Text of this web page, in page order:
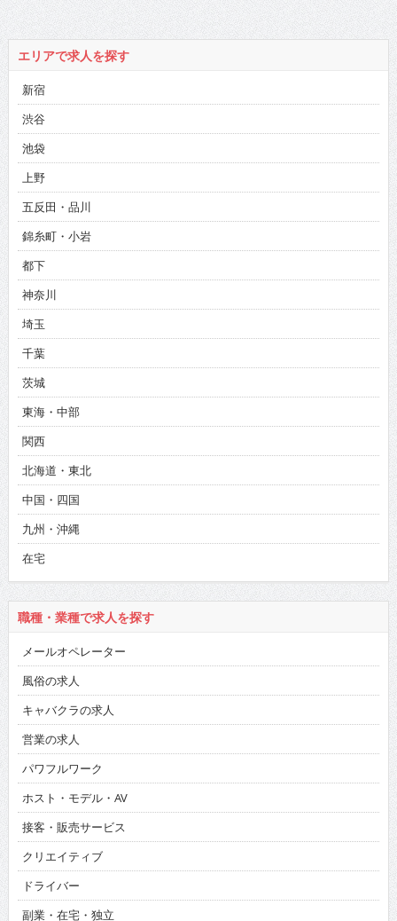
エリアで求人を探す
新宿
渋谷
池袋
上野
五反田・品川
錦糸町・小岩
都下
神奈川
埼玉
千葉
茨城
東海・中部
関西
北海道・東北
中国・四国
九州・沖縄
在宅
職種・業種で求人を探す
メールオペレーター
風俗の求人
キャバクラの求人
営業の求人
パワフルワーク
ホスト・モデル・AV
接客・販売サービス
クリエイティブ
ドライバー
副業・在宅・独立